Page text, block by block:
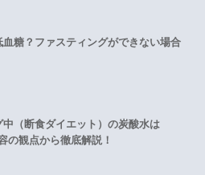
血糖？ファスティングができない場合
中（断食ダイエット）の炭酸水は
の観点から徹底解説！